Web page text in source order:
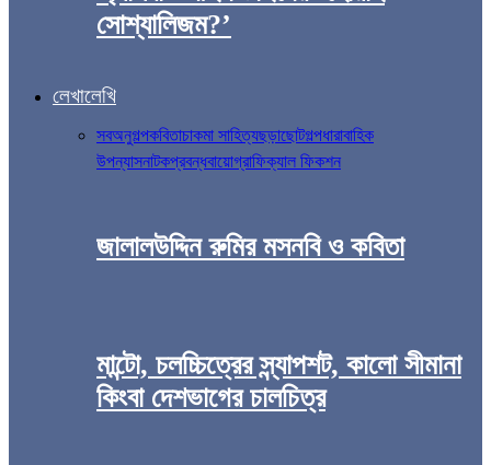
সোশ্যালিজম?’
লেখালেখি
সবঅনুগল্পকবিতাচাকমা সাহিত্যছড়াছোটগল্পধারাবাহিক
উপন্যাসনাটকপ্রবন্ধবায়োগ্রাফিক্যাল ফিকশন
জালালউদ্দিন রুমির মসনবি ও কবিতা
মান্টো, চলচ্চিত্রের স্ন্যাপশট, কালো সীমানা
কিংবা দেশভাগের চালচিত্র